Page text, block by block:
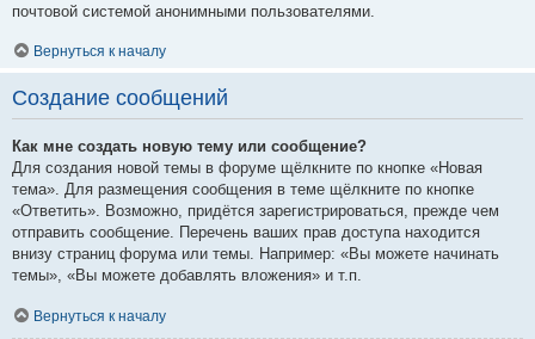
почтовой системой анонимными пользователями.
Вернуться к началу
Создание сообщений
Как мне создать новую тему или сообщение?
Для создания новой темы в форуме щёлкните по кнопке «Новая
тема». Для размещения сообщения в теме щёлкните по кнопке
«Ответить». Возможно, придётся зарегистрироваться, прежде чем
отправить сообщение. Перечень ваших прав доступа находится
внизу страниц форума или темы. Например: «Вы можете начинать
темы», «Вы можете добавлять вложения» и т.п.
Вернуться к началу